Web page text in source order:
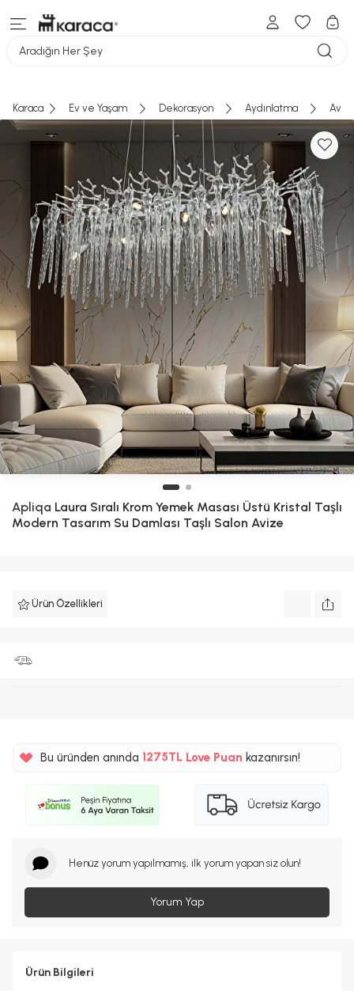
Aradığın Her Şey
Karaca Ev ve Yaşam Dekorasyon Aydınlatma
Apliqa Laura Sıralı Krom Yemek Masası Üstü Kristal Taşlı
Modern Tasarım Su Damlası Taşlı Salon Avize
Ürün Özellikleri
Bu üründen anında %5 Love Puankazanırsın!
Henüz yorum yapılmamış, ilk yorum yapan siz olun!
Yorum Yap
Ürün Bilgileri